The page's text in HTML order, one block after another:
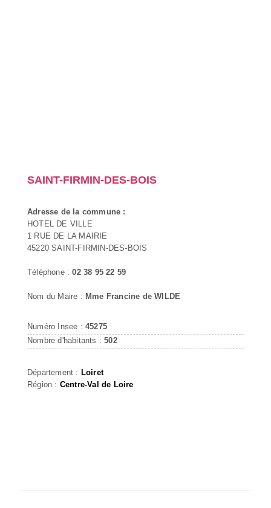
SAINT-FIRMIN-DES-BOIS
Adresse de la commune :
HOTEL DE VILLE
1 RUE DE LA MAIRIE
45220 SAINT-FIRMIN-DES-BOIS
Téléphone :02 38 95 22 59
Nom du Maire : Mme Francine de WILDE
Numéro Insee : 45275
Nombre d'habitants :502
Département : Loiret
Région : Centre-Val de Loire